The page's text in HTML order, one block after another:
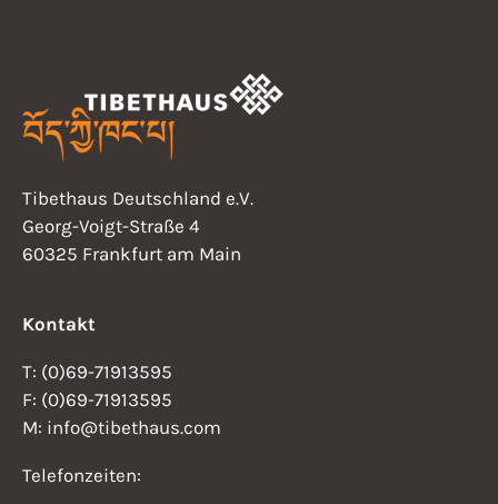
Tibethaus Deutschland e.V.
Georg-Voigt-Straße 4
60325 Frankfurt am Main
Kontakt
T: (0)69-71913595
F: (0)69-71913595
M: info@tibethaus.com
Telefonzeiten: